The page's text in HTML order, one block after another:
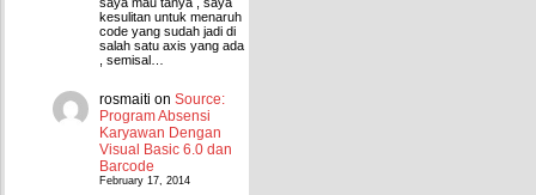
saya mau tanya , saya
kesulitan untuk menaruh
code yang sudah jadi di
salah satu axis yang ada
, semisal…
rosmaiti on Source:
Program Absensi
Karyawan Dengan
Visual Basic 6.0 dan
Barcode
February 17, 2014